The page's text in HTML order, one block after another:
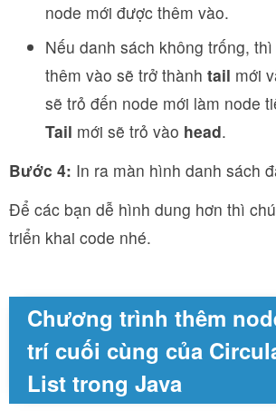
node mới được thêm vào.
Nếu danh sách không trống,
thêm vào sẽ trở thành tail mới
sẽ trỏ đến node mới làm node
Tail mới sẽ trỏ vào head.
Bước 4: In ra màn hình danh sách
Để các bạn dễ hình dung hơn thì
triển khai code nhé.
Chương trình thêm
trí cuối cùng của
List trong Java